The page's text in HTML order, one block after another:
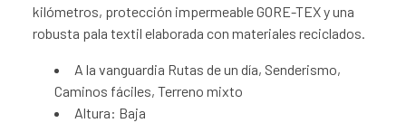
kilómetros, protección impermeable GORE-TEX y una
robusta pala textil elaborada con materiales reciclados.
A la vanguardia Rutas de un día, Senderismo,
Caminos fáciles, Terreno mixto
Altura: Baja